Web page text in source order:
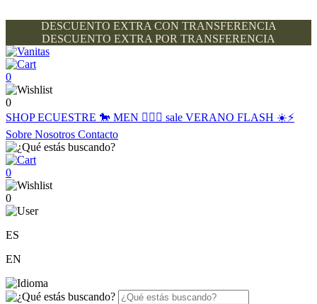
DESCUENTO EXTRA CON TRANSFERENCIA
DESCUENTO EXTRA POR TRANSFERENCIA
0
0
SHOPECUESTRE 🐎 MEN 🙋🏽‍♂️ sale VERANO FLASH ☀️⚡️
Sobre Nosotros Contacto
0
0
ES
EN